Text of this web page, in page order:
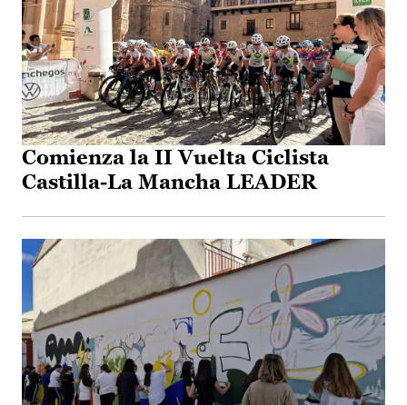
Comienza la II Vuelta Ciclista
Castilla-La Mancha LEADER